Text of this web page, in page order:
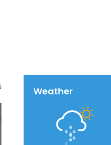
Weather